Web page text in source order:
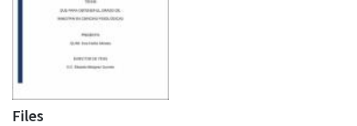
Files